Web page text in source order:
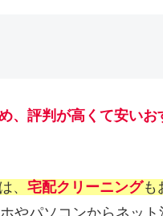
、評判が高くて安い
、 宅配クリーニングも